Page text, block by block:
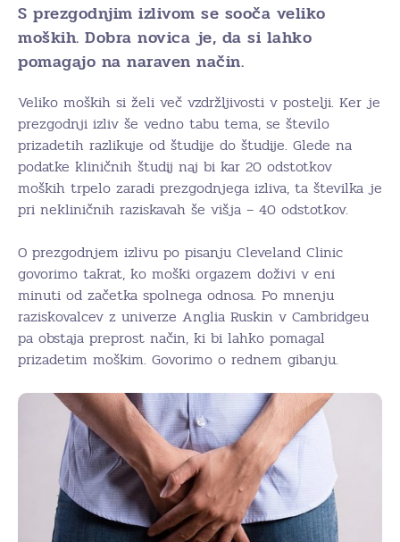
S prezgodnjim izlivom se sooča veliko
moških. Dobra novica je, da si lahko
pomagajo na naraven način.
Veliko moških si želi več vzdržljivosti v postelji. Ker je
prezgodnji izliv še vedno tabu tema, se število
prizadetih razlikuje od študije do študije. Glede na
podatke kliničnih študij naj bi kar 20 odstotkov
moških trpelo zaradi prezgodnjega izliva, ta številka je
pri nekliničnih raziskavah še višja – 40 odstotkov.
O prezgodnjem izlivu po pisanju Cleveland Clinic
govorimo takrat, ko moški orgazem doživi v eni
minuti od začetka spolnega odnosa. Po mnenju
raziskovalcev z univerze Anglia Ruskin v Cambridgeu
pa obstaja preprost način, ki bi lahko pomagal
prizadetim moškim. Govorimo o rednem gibanju.